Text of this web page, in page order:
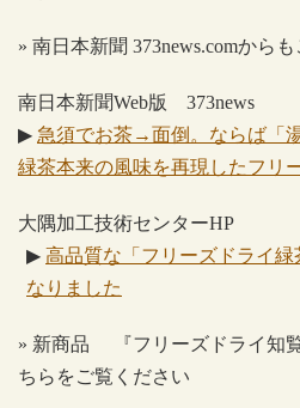
» 南日本新聞 373news.comからも
南日本新聞Web版 373news
▶ 急須でお茶→面倒。ならば「
緑茶本来の風味を再現したフリ
大隅加工技術センターHP
▶ 高品質な「フリ ーズドライ
なりました
» 新商品 『フリーズドライ知
ちらをご覧ください